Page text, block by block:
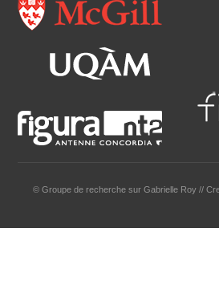
© Groupe de recherche sur Gabrielle Roy //